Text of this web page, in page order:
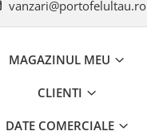
vanzari@portofelultau.ro
MAGAZINUL MEU
CLIENTI
DATE COMERCIALE